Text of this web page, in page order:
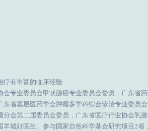
疗有丰富的临床经验
专业委员会甲状腺癌专业委员会委员，广东省
省基层医药学会肿瘤多学科综合诊治专业委员
会第二届委员会委员，广东省医疗行业协会乳
城好医生。参与国家自然科学基金研究项目 2项